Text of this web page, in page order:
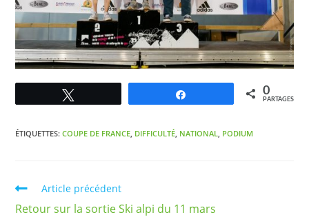
0
PARTAGES
ÉTIQUETTES:COUPE DE FRANCE DIFFICULTÉ NATIONAL PODIUM
Article précédent
Retour sur la sortie Ski alpi du 11 mars